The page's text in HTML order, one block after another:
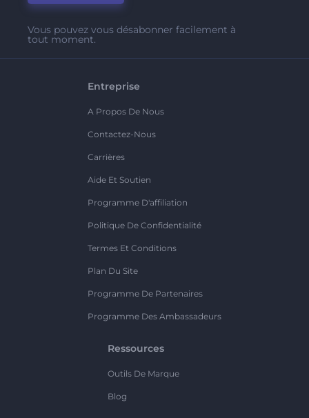
Vous pouvez vous désabonner facilement à
tout moment.
Entreprise
A Propos De Nous
Contactez-Nous
Carrières
Aide Et Soutien
Programme D'affiliation
Politique De Confidentialité
Termes Et Conditions
Plan Du Site
Programme De Partenaires
Programme Des Ambassadeurs
Ressources
Outils De Marque
Blog